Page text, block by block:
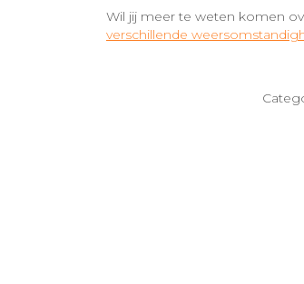
Wil jij meer te weten komen
verschillende